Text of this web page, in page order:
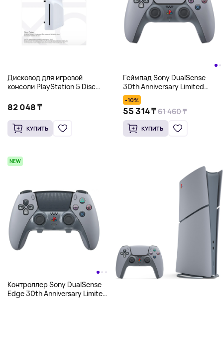
Дисковод для игровой
консоли PlayStation 5 Disc
82 048 ₸
КУПИТЬ
Геймпад Sony DualSense
30th Anniversary Limited
Edition, серый
-10%
55 314 ₸ 61 460 ₸
КУПИТЬ
NEW
Контроллер Sony DualSense
Edge 30th Anniversary Limited